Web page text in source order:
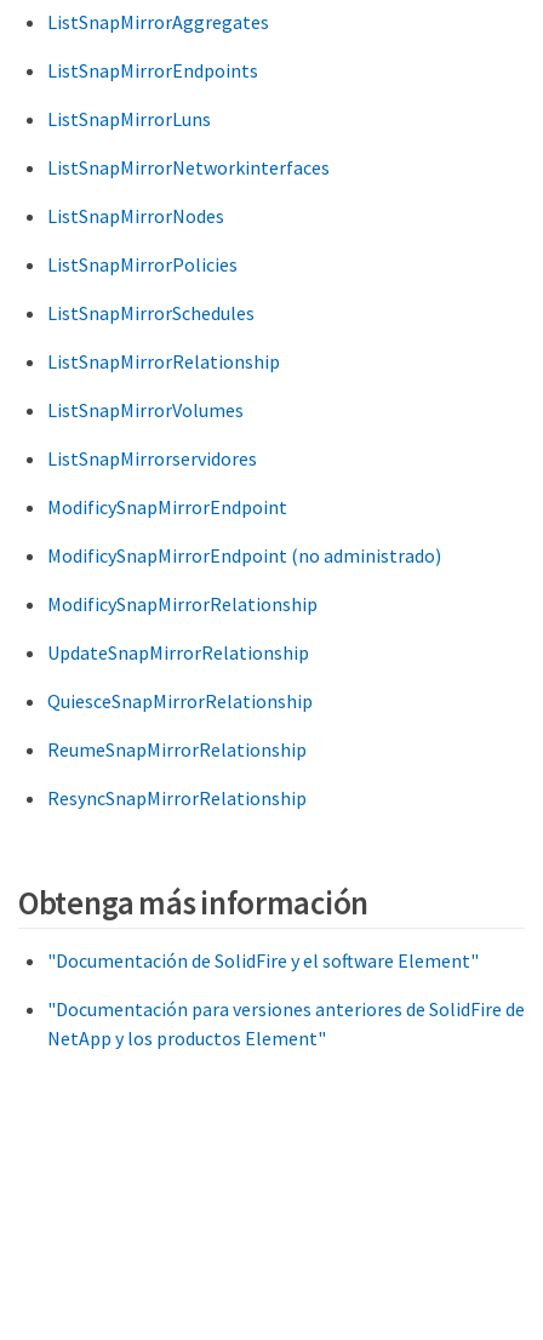
ListSnapMirrorAggregates
ListSnapMirrorEndpoints
ListSnapMirrorLuns
ListSnapMirrorNetworkinterfaces
ListSnapMirrorNodes
ListSnapMirrorPolicies
ListSnapMirrorSchedules
ListSnapMirrorRelationship
ListSnapMirrorVolumes
ListSnapMirrorservidores
ModificySnapMirrorEndpoint
ModificySnapMirrorEndpoint (no administrado)
ModificySnapMirrorRelationship
UpdateSnapMirrorRelationship
QuiesceSnapMirrorRelationship
ReumeSnapMirrorRelationship
ResyncSnapMirrorRelationship
Obtenga más información
"Documentación de SolidFire y el software Element"
"Documentación para versiones anteriores de SolidFire de
NetApp y los productos Element"